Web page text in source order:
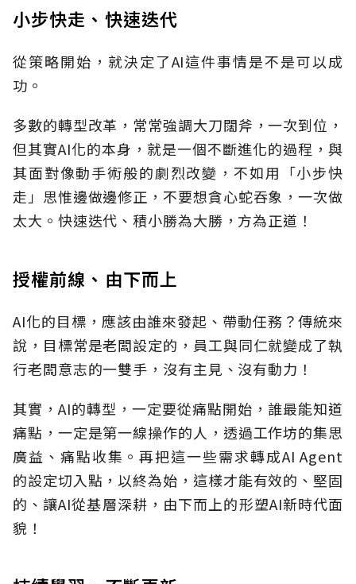
小步快走、快速迭代
從策略開始，就決定了AI這件事情是不是可以成
功。
多數的轉型改革，常常強調大刀闊斧，一次到位，
但其實AI化的本身，就是一個不斷進化的過程，與
其面對像動手術般的劇烈改變，不如用「小步快
走」思惟邊做邊修正，不要想貪心蛇吞象，一次做
太大。快速迭代、積小勝為大勝，方為正道！
授權前線、由下而上
AI化的目標，應該由誰來發起、帶動任務？傳統來
說，目標常是老闆設定的，員工與同仁就變成了執
行老闆意志的一雙手，沒有主見、沒有動力！
其實，AI的轉型，一定要從痛點開始，誰最能知道
痛點，一定是第一線操作的人，透過工作坊的集思
廣益、痛點收集。再把這一些需求轉成AI Agent
的設定切入點，以終為始，這樣才能有效的、堅固
的、讓AI從基層深耕，由下而上的形塑AI新時代面
貌！